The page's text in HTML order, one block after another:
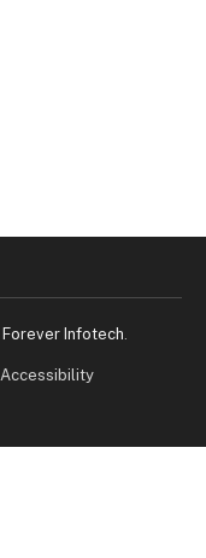
Forever Infotech
Accessibility